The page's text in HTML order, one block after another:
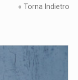
« Torna Indietro